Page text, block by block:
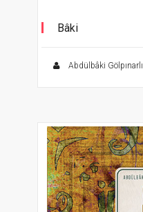
Bâki
Abdülbâki Gölpınarlı